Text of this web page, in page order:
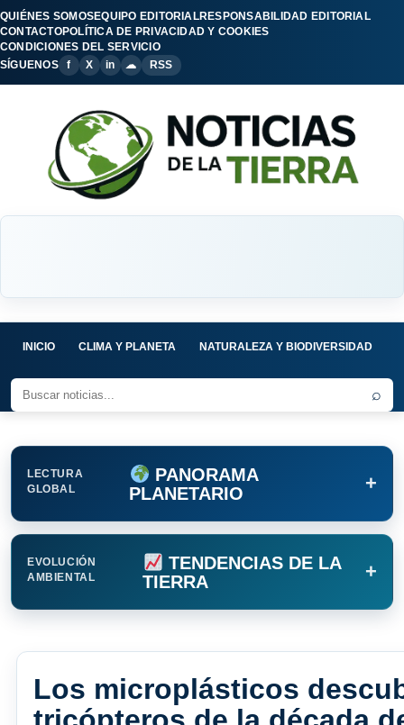
QUIÉNES SOMOSEQUIPO EDITORIALRESPONSABILIDAD EDITORIAL
CONTACTOPOLÍTICA DE PRIVACIDAD Y COOKIES
CONDICIONES DEL SERVICIO
SÍGUENOS
f X in ☁ RSS
INICIO CLIMA Y PLANETA NATURALEZA Y BIODIVERSIDAD
⌕
LECTURA
GLOBAL
PANORAMA
PLANETARIO
+
EVOLUCIÓN
AMBIENTAL
TENDENCIAS DE LA
TIERRA
+
Los microplásticos